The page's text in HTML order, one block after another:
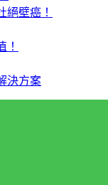
壁癌！
！
決方案